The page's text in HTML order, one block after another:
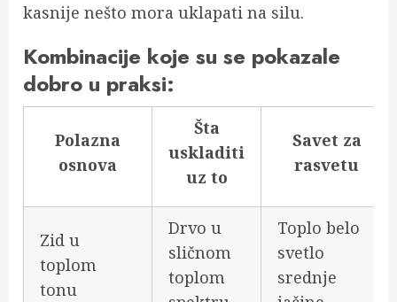
kasnije nešto mora uklapati na silu.
Kombinacije koje su se pokazale
dobro u praksi:
Polazna
osnova
Šta
uskladiti
uz to
Savet za
rasvetu
Zid u
toplom
tonu
Drvo u
sličnom
toplom
Toplo belo
svetlo
srednje